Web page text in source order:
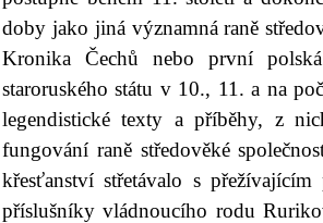
doby jako jiná významná raně
Kronika Čechů nebo první
staroruského státu v 10., 11. a na
legendistické texty a příběhy, z
fungování raně středověké
křesťanství střetávalo s
příslušníky vládnoucího rodu